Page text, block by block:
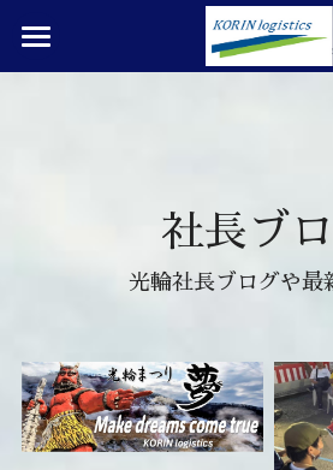
光輪ロジスティクスとは
強化段ボール事業
車両販売
社長ブ
光輪社長ブログや最
ストアカテゴリ